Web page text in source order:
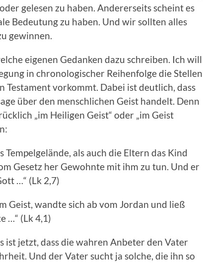
gelesen zu haben. Andererseits scheint es
Bedeutung zu haben. Und wir sollten alles
gewinnen.
eigenen Gedanken dazu schreiben. Ich will
in chronologischer Reihenfolge die Stellen
Testament vorkommt. Dabei ist deutlich, dass
über den menschlichen Geist handelt. Denn
„im Heiligen Geist“ oder „im Geist
Tempelgelände, als auch die Eltern das Kind
Gesetz her Gewohnte mit ihm zu tun. Und er
…“ (Lk 2,7)
Geist, wandte sich ab vom Jordan und ließ
…“ (Lk 4,1)
ist jetzt, dass die wahren Anbeter den Vater
Und der Vater sucht ja solche, die ihn so